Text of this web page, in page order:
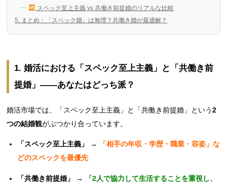
スペック至上主義 vs 共働き前提婚のリアルな比較
5. まとめ：「スペック婚」は無理？共働き婚が最適解？
1. 婚活における「スペック至上主義」と「共働き前
提婚」——あなたはどっち派？
婚活市場では、「スペック至上主義」と「共働き前提婚」という2
つの結婚観がぶつかり合っています。
「スペック至上主義」 →
「相手の年収・学歴・職業・容姿」な
どのスペックを最優先
「共働き前提婚」 →
「2人で協力して生活することを重視し、